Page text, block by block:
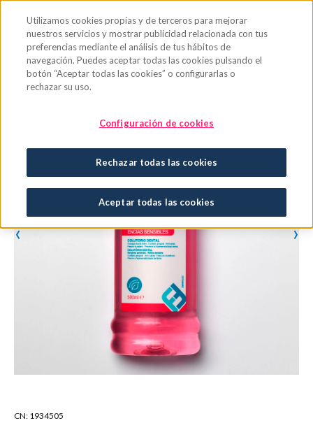
‹ ›
CN: 1934505
Utilizamos cookies propias y de terceros para mejorar
nuestros servicios y mostrar publicidad relacionada con tus
preferencias mediante el análisis de tus hábitos de
navegación. Puedes aceptar todas las cookies pulsando el
botón “Aceptar todas las cookies” o configurarlas o
rechazar su uso.
Configuración de cookies
Rechazar todas las cookies
Aceptar todas las cookies